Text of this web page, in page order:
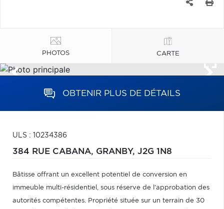
PHOTOS CARTE
OBTENIR PLUS DE DÉTAILS
ULS : 10234386
384 RUE CABANA, GRANBY, J2G 1N8
Bâtisse offrant un excellent potentiel de conversion en
immeuble multi-résidentiel, sous réserve de l'approbation des
autorités compétentes. Propriété située sur un terrain de 30